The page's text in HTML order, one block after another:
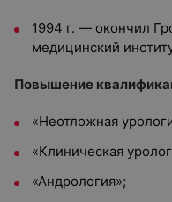
1994 г. — окончил
медицинский
Повышение
«Неотложная
«Клиническая
«Андрология»;